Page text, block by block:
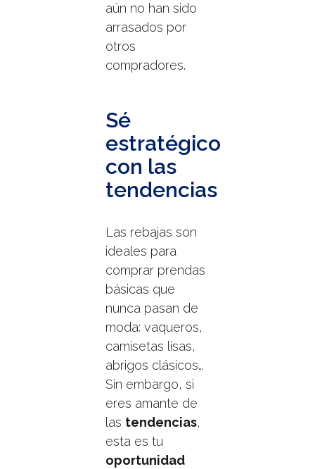
aún no han sido
arrasados por
otros
compradores.
Sé
estratégico
con las
tendencias
Las rebajas son
ideales para
comprar prendas
básicas que
nunca pasan de
moda: vaqueros,
camisetas lisas,
abrigos clásicos…
Sin embargo, si
eres amante de
las tendencias,
esta es tu
oportunidad